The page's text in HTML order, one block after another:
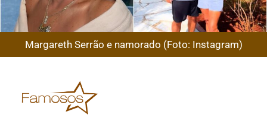
Margareth Serrão e namorado (Foto: Instagram)